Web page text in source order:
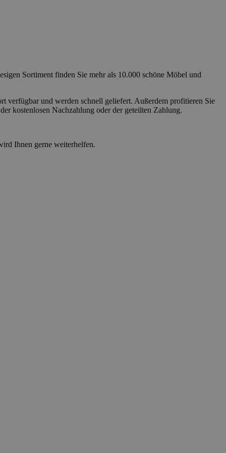
Sortiment finden Sie mehr als 10.000 schöne Möbel und
verfügbar und werden schnell geliefert. Außerdem profitieren Sie
kostenlosen Nachzahlung oder der geteilten Zahlung.
Ihnen gerne weiterhelfen.